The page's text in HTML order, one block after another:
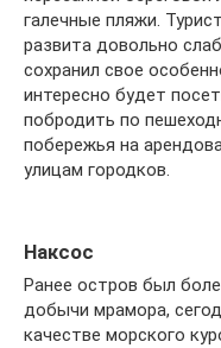
галечные пляжи.
развита довольно
сохранил свое
интересно будет
побродить по
побережья на
улицам городков.
Наксос
Ранее остров был
добычи мрамора,
качестве морского